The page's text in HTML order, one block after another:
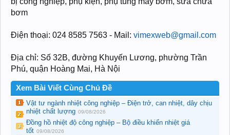
bơm
Điện thoại: 024 8585 7563 - Mail: vimexweb@gmail.com
Địa chỉ: Số 32B, đường Khuyến Lương, phường Trần
Phú, quận Hoàng Mai, Hà Nội
Xem Bài Viết Cùng Chủ Đề
Vật tư ngành nhiệt công nghiệp – Điện trở, can nhiệt, dây chịu
nhiệt chất lượng 09/08/2026
Đồng hồ nhiệt độ công nghiệp – Bộ điều khiển nhiệt giá
tốt 09/08/2026